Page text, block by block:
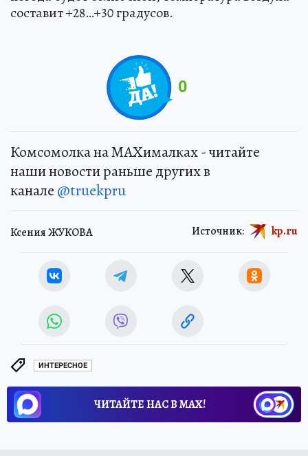
составит +28…+30 градусов.
0
Комсомолка на MAXималках - читайте
наши новости раньше других в
канале @truekpru
Ксения ЖУКОВА Источник: kp.ru
ИНТЕРЕСНОЕ
ЧИТАЙТЕ НАС В МАХ!